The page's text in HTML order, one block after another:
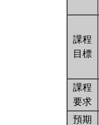
課程
目標
課程
要求
預期